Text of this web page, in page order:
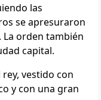
las
se apresuraron
orden también
capital.
vestido con
y con una gran